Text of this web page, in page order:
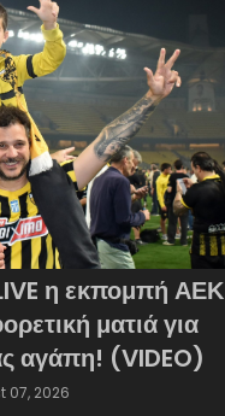
η εκπομπή ΑΕΚ
ματιά για
αγάπη! (VIDEO)
07, 2026